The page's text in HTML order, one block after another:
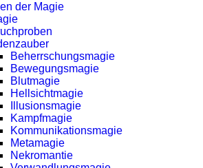
der Magie
Beherrschungsmagie
Bewegungsmagie
Blutmagie
Hellsichtmagie
Illusionsmagie
Kampfmagie
Kommunikationsmagie
Metamagie
Nekromantie